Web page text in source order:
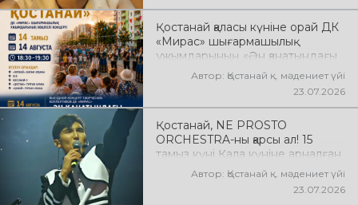
Қостанай қаласы күніне орай ДК
«Мирас» шығармашылық
ұжымдарының «Ән қанатындағы
Қостанай» көшпелі концерті
өтеді! Баршаңызды мерекелік
Автор: Қостанай қ. мәдениет үйі
23.07.2026
Қостанай, NE PROSTO
ORCHESTRA-ны қарсы ал! 15
тамыз күні Қала күніне арналған
мерекелік концертте NE
PROSTO ORCHESTRA өнер
көрсетеді! @ne_prosto_orchestra
Автор: Қостанай қ. мәдениет үйі
23.07.2026